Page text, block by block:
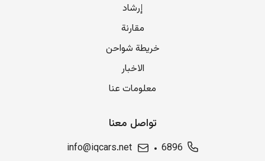
إرشاد
مقارنة
خريطة شواحن
الاخبار
معلومات عنا
تواصل معنا
6896
info@iqcars.net